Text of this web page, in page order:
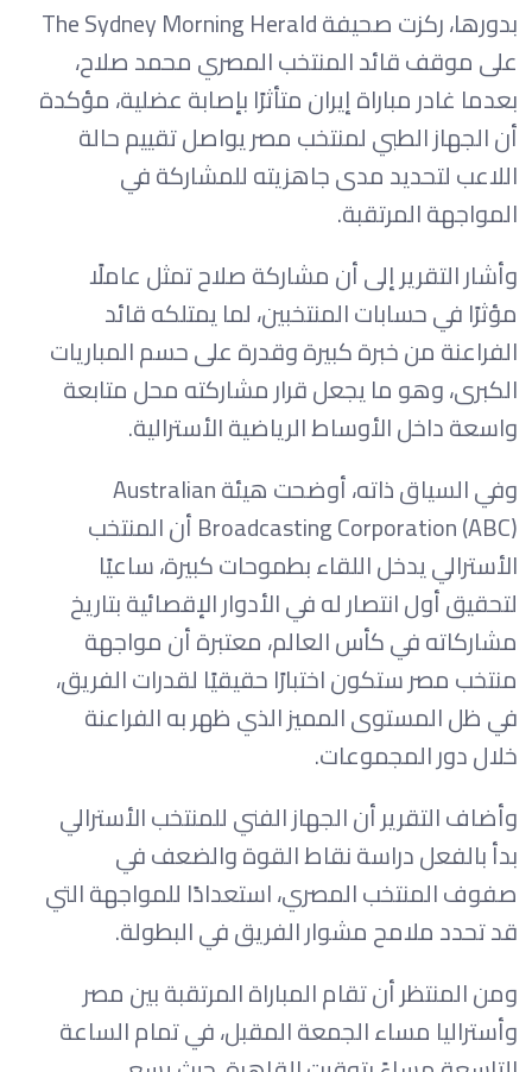
بدورها، ركزت صحيفة The Sydney Morning Herald
على موقف قائد المنتخب المصري محمد صلاح،
بعدما غادر مباراة إيران متأثرًا بإصابة عضلية، مؤكدة
أن الجهاز الطبي لمنتخب مصر يواصل تقييم حالة
اللاعب لتحديد مدى جاهزيته للمشاركة في
المواجهة المرتقبة.
وأشار التقرير إلى أن مشاركة صلاح تمثل عاملًا
مؤثرًا في حسابات المنتخبين، لما يمتلكه قائد
الفراعنة من خبرة كبيرة وقدرة على حسم المباريات
الكبرى، وهو ما يجعل قرار مشاركته محل متابعة
واسعة داخل الأوساط الرياضية الأسترالية.
وفي السياق ذاته، أوضحت هيئة Australian
Broadcasting Corporation (ABC) أن المنتخب
الأسترالي يدخل اللقاء بطموحات كبيرة، ساعيًا
لتحقيق أول انتصار له في الأدوار الإقصائية بتاريخ
مشاركاته في كأس العالم، معتبرة أن مواجهة
منتخب مصر ستكون اختبارًا حقيقيًا لقدرات الفريق،
في ظل المستوى المميز الذي ظهر به الفراعنة
خلال دور المجموعات.
وأضاف التقرير أن الجهاز الفني للمنتخب الأسترالي
بدأ بالفعل دراسة نقاط القوة والضعف في
صفوف المنتخب المصري، استعدادًا للمواجهة التي
قد تحدد ملامح مشوار الفريق في البطولة.
ومن المنتظر أن تقام المباراة المرتقبة بين مصر
وأستراليا مساء الجمعة المقبل، في تمام الساعة